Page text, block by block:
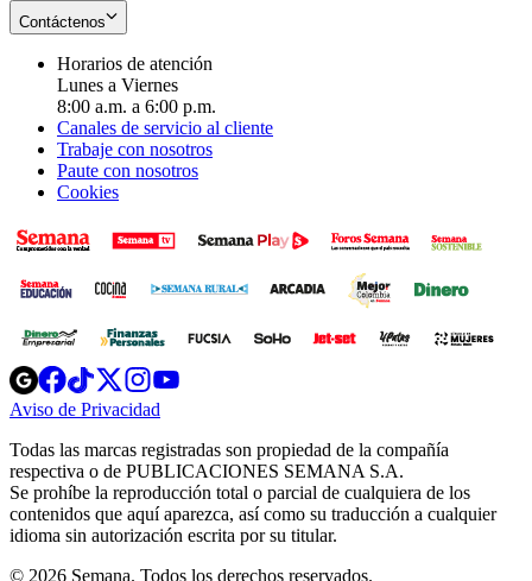
Contáctenos
Horarios de atención
Lunes a Viernes
8:00 a.m. a 6:00 p.m.
Canales de servicio al cliente
Trabaje con nosotros
Paute con nosotros
Cookies
Opens
in
new
Opens
in
new
Opens
in
new
window
Opens
new
windowwindow
Aviso de Privacidad
new
window
Todas las marcas registradas son propiedad de la compañía
respectiva o de PUBLICACIONES SEMANA S.A.
Se prohíbe la reproducción total o parcial de cualquiera de los
contenidos que aquí aparezca, así como su traducción a cualquier
idioma sin autorización escrita por su titular.
© 2026 Semana. Todos los derechos reservados.